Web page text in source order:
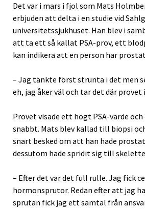
Det var i mars i fjol som Mats
erbjuden att delta i en studie vid
universitetssjukhuset. Han blev i
att ta ett så kallat PSA-prov, ett
kan indikera att en person har
– Jag tänkte först strunta i det men
eh, jag åker väl och tar det där provet
Provet visade ett högt PSA-värde
snabbt. Mats blev kallad till biopsi
snart besked om att han hade
dessutom hade spridit sig till
– Efter det var det full rulle. Jag fick
hormonsprutor. Redan efter att jag
sprutan fick jag ett samtal från